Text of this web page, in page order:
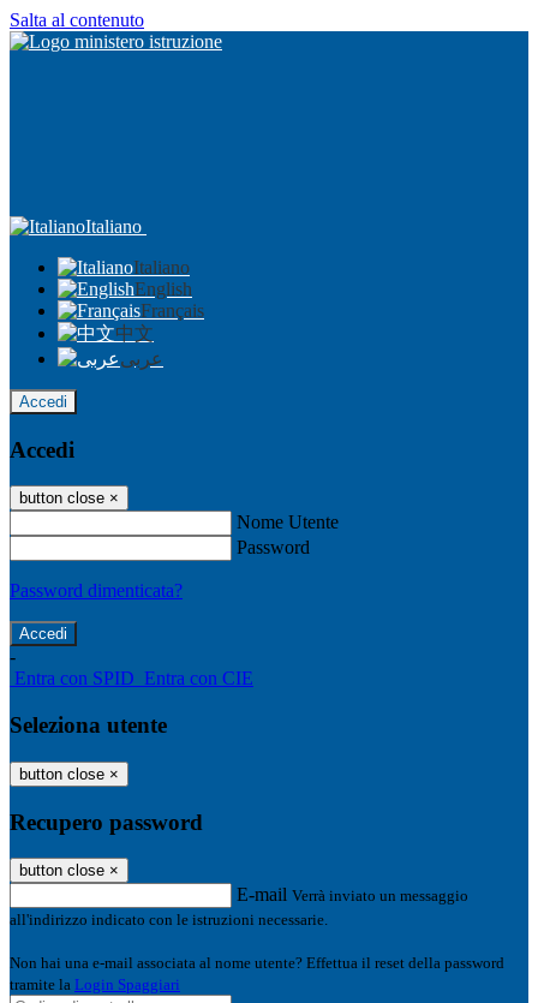
Salta al contenuto
Italiano
Italiano
English
Français
中文
عربى
Accedi
Accedi
button close ×
Nome Utente
Password
Password dimenticata?
-
Entra con SPID Entra con CIE
Seleziona utente
button close ×
Recupero password
button close ×
E-mail Verrà inviato un messaggio
all'indirizzo indicato con le istruzioni necessarie.
Non hai una e-mail associata al nome utente? Effettua il reset della password
tramite la Login Spaggiari